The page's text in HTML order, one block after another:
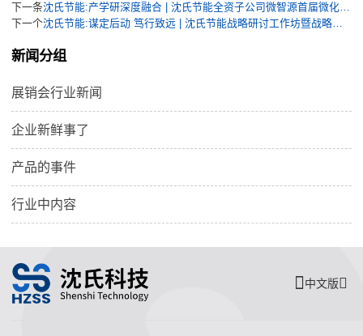
下一条
沈氏节能:产学研深度融合 | 沈氏节能全资子公司微智源首届微化工暑期实训完美落幕
下一个
沈氏节能:谋定后动 笃行致远 | 沈氏节能战略研讨工作坊暨战略规划培训启动会召开
新闻分组
展销会行业新闻
企业新鲜事了
产品的事件
行业中内容
中文版